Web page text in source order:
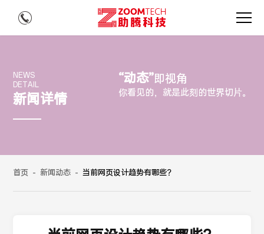
NEWS
DETAIL
新闻详情
“动态”即视角
你看见的，就是此刻的世界切片。
首页 - 新闻动态 - 当前网页设计趋势有哪些？